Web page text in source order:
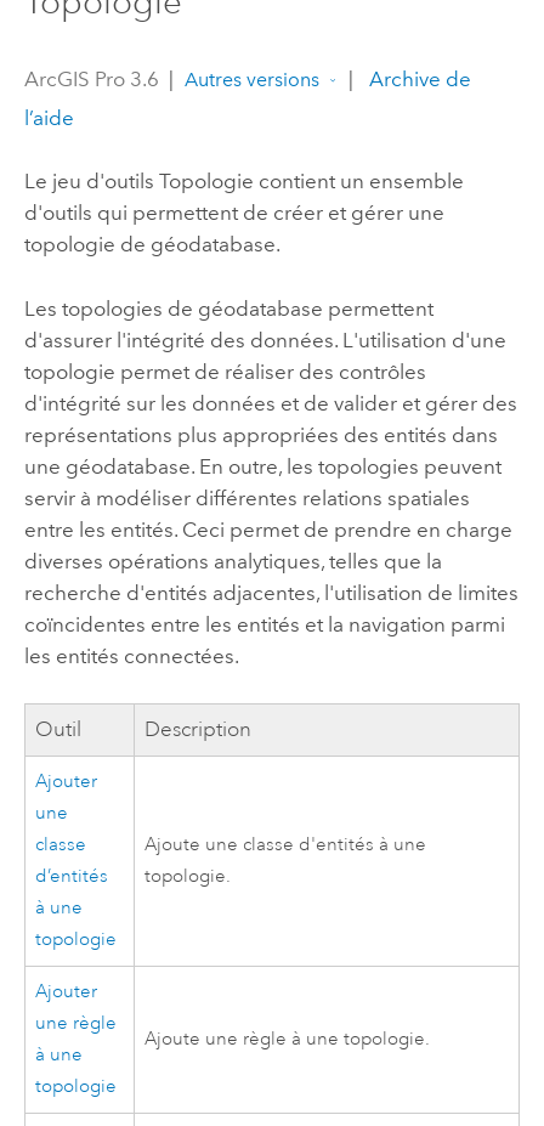
ArcGIS Pro 3.6 | Autres versions |
Archive de
l’aide
Le jeu d'outils Topologie contient un ensemble
d'outils qui permettent de créer et gérer une
topologie de géodatabase.
Les topologies de géodatabase permettent
d'assurer l'intégrité des données. L'utilisation d'une
topologie permet de réaliser des contrôles
d'intégrité sur les données et de valider et gérer des
représentations plus appropriées des entités dans
une géodatabase. En outre, les topologies peuvent
servir à modéliser différentes relations spatiales
entre les entités. Ceci permet de prendre en charge
diverses opérations analytiques, telles que la
recherche d'entités adjacentes, l'utilisation de limites
coïncidentes entre les entités et la navigation parmi
les entités connectées.
Outil Description
Ajouter
une
classe
d’entités
à une
topologie
Ajoute une classe d'entités à une
topologie.
Ajouter
une règle
à une
topologie
Ajoute une règle à une topologie.